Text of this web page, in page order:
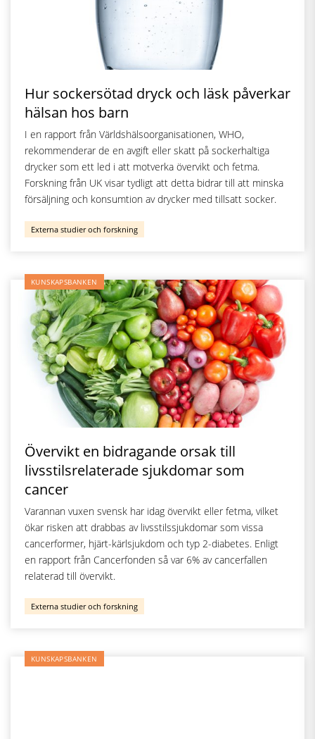
Hur sockersötad dryck och läsk påverkar
hälsan hos barn
I en rapport från Världshälsoorganisationen, WHO,
rekommenderar de en avgift eller skatt på sockerhaltiga
drycker som ett led i att motverka övervikt och fetma.
Forskning från UK visar tydligt att detta bidrar till att minska
försäljning och konsumtion av drycker med tillsatt socker.
Externa studier och forskning
KUNSKAPSBANKEN
Övervikt en bidragande orsak till
livsstilsrelaterade sjukdomar som
cancer
Varannan vuxen svensk har idag övervikt eller fetma, vilket
ökar risken att drabbas av livsstilssjukdomar som vissa
cancerformer, hjärt-kärlsjukdom och typ 2-diabetes. Enligt
en rapport från Cancerfonden så var 6% av cancerfallen
relaterad till övervikt.
Externa studier och forskning
KUNSKAPSBANKEN